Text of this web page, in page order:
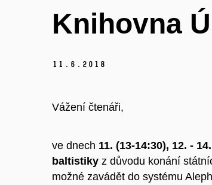
Knihovna
11. 6. 2018
Vážení čtenáři,
ve dnech 11. (13-14:30), 12. -
baltistiky z důvodu konání
možné zavádět do systému